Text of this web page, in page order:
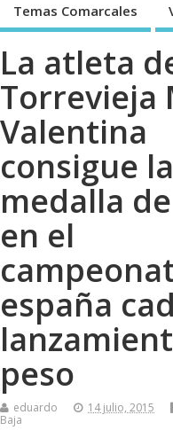
Temas Comarcales
La atleta
Torrevieja
Valentina
consigue la
medalla
en el
españa
peso
eduardo 14 julio, 2015
Baja